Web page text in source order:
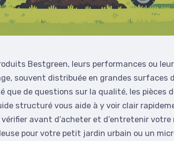
Bestgreen, leurs performances ou
souvent distribuée en grandes surfaces
de questions sur la qualité, les pièces
structuré vous aide à y voir clair
avant d’acheter et d’entretenir votre
pour votre petit jardin urbain ou un